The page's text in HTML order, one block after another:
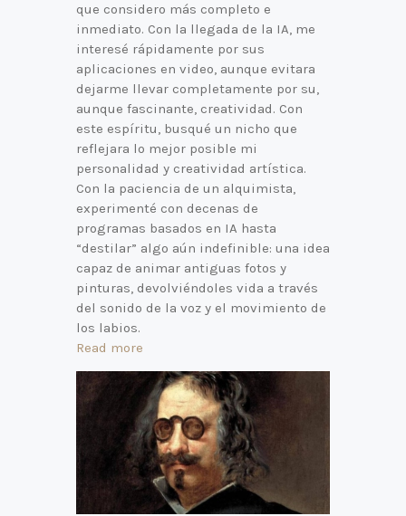
que considero más completo e
inmediato. Con la llegada de la IA, me
interesé rápidamente por sus
aplicaciones en video, aunque evitara
dejarme llevar completamente por su,
aunque fascinante, creatividad. Con
este espíritu, busqué un nicho que
reflejara lo mejor posible mi
personalidad y creatividad artística.
Con la paciencia de un alquimista,
experimenté con decenas de
programas basados en IA hasta
“destilar” algo aún indefinible: una idea
capaz de animar antiguas fotos y
pinturas, devolviéndoles vida a través
del sonido de la voz y el movimiento de
los labios.
Read more